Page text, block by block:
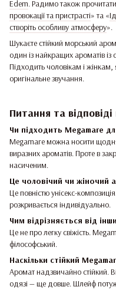
Edem. Радимо також прочитати
провокації та пристрасті» та «
створіть особливу атмосферу».
Шукаєте стійкий морський
один із найкращих ароматів
Підходить чоловікам і жінкам,
оригінальне звучання.
Питання та
Чи підходить Megamare
Megamare можна носити
виразних ароматів. Проте в
насиченим.
Це чоловічий чи жіночий
Це повністю унісекс-
розкривається індивідуально.
Чим відрізняється від
Це не про легку свіжість.
філософський.
Наскільки стійкий
Аромат надзвичайно стійкий.
одязі — ще довше. Шлейф